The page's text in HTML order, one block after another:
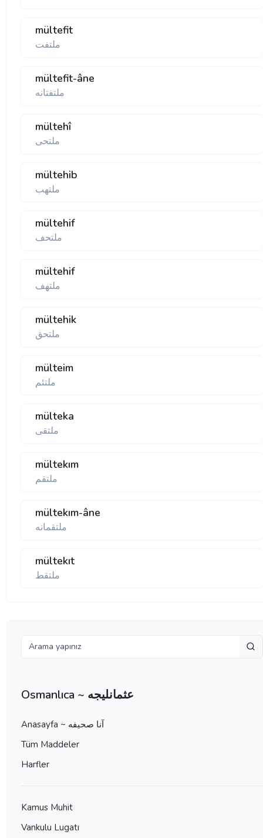
mültefit
ملتفت
mültefit-âne
ملتفتانه
mültehî
ملتحی
mültehib
ملتهب
mültehif
ملتحف
mültehif
ملتهف
mültehik
ملتحق
mülteim
ملتئم
mülteka
ملتقی
mültekım
ملتقم
mültekım-âne
ملتقمانه
mültekıt
ملتقط
Osmanlıca ~ عثمانليجه
Anasayfa ~ آنا صحيفه
Tüm Maddeler
Harfler
Kamus Muhit
Vankulu Lugatı